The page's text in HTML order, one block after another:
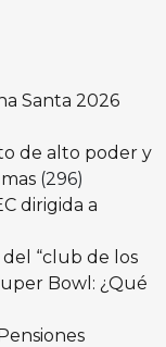
Santa 2026
de alto poder y
(296)
dirigida a
“club de los
Bowl: ¿Qué